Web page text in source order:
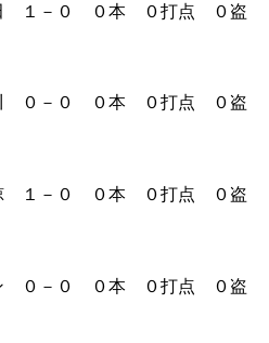
０ ０本 ０打点 ０盗
０ ０本 ０打点 ０盗
０ ０本 ０打点 ０盗
－０ ０本 ０打点 ０盗